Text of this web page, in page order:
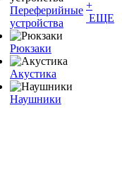
Переферийные
устройства
Рюкзаки
Акустика
Наушники
+
ЕЩЕ